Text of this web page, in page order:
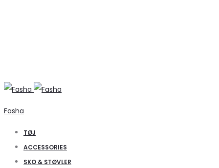
Fasha
TØJ
ACCESSORIES
SKO & STØVLER